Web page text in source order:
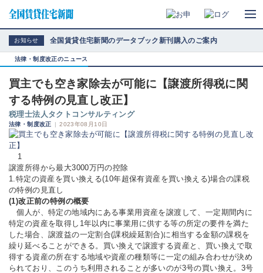
お知らせ 全国賃貸住宅新聞のデータブック新刊購入のご案内
法律・制度改正のニュース
買主でも空き家除去が可能に【譲渡所得税に関
する特例の見直し改正】
税理士法人タクトコンサルティング
法律・制度改正 | 2023年08月10日
1
譲渡所得から最大3000万円の控除
1.特定の資産を買い換える(10年超保有資産を買い換える)場合の課税
の特例の見直し
(1)改正前の特例の概要
個人が、特定の地域内にある事業用資産を譲渡して、一定期間内に
特定の資産を取得し1年以内に事業用に供する等の所定の要件を満た
した場合、譲渡益の一定割合(課税繰延割合)に相当する金額の課税を
繰り延べることができる。買い換えで譲渡する資産と、買い換えで取
得する資産の所在する地域や資産の種類等に一定の組み合わせが決め
られており、このうち利用されることが多いのが3号の買い換え。3号